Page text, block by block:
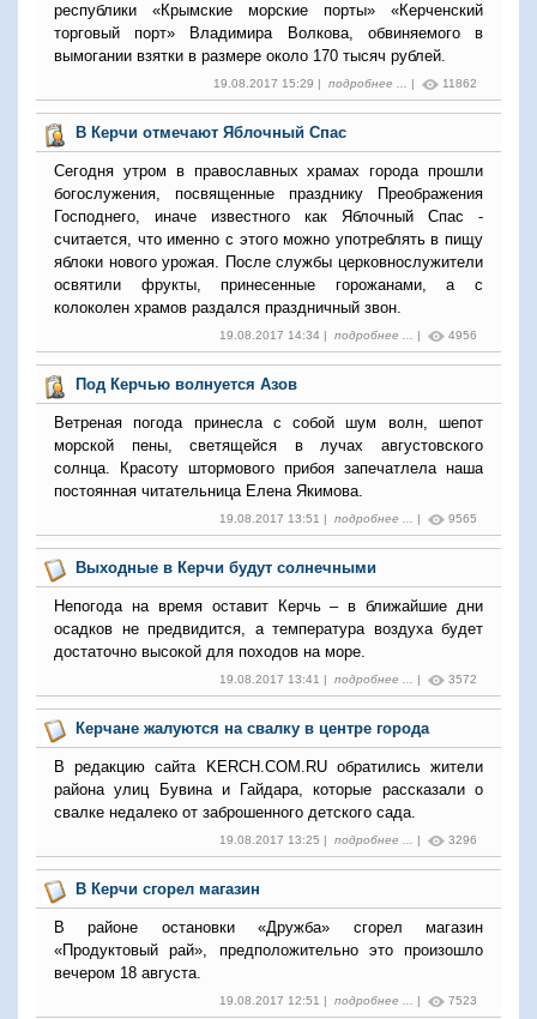
республики «Крымские морские порты» «Керченский
торговый порт» Владимира Волкова, обвиняемого в
вымогании взятки в размере около 170 тысяч рублей.
19.08.2017 15:29 | подробнее ... | 11862
В Керчи отмечают Яблочный Спас
Сегодня утром в православных храмах города прошли
богослужения, посвященные празднику Преображения
Господнего, иначе известного как Яблочный Спас -
считается, что именно с этого можно употреблять в пищу
яблоки нового урожая. После службы церковнослужители
освятили фрукты, принесенные горожанами, а с
колоколен храмов раздался праздничный звон.
19.08.2017 14:34 | подробнее ... | 4956
Под Керчью волнуется Азов
Ветреная погода принесла с собой шум волн, шепот
морской пены, светящейся в лучах августовского
солнца. Красоту штормового прибоя запечатлела наша
постоянная читательница Елена Якимова.
19.08.2017 13:51 | подробнее ... | 9565
Выходные в Керчи будут солнечными
Непогода на время оставит Керчь – в ближайшие дни
осадков не предвидится, а температура воздуха будет
достаточно высокой для походов на море.
19.08.2017 13:41 | подробнее ... | 3572
Керчане жалуются на свалку в центре города
В редакцию сайта KERCH.COM . RU обратились жители
района улиц Бувина и Гайдара, которые рассказали о
свалке недалеко от заброшенного детского сада.
19.08.2017 13:25 | подробнее ... | 3296
В Керчи сгорел магазин
В районе остановки «Дружба» сгорел магазин
«Продуктовый рай», предположительно это произошло
вечером 18 августа.
19.08.2017 12:51 | подробнее ... | 7523